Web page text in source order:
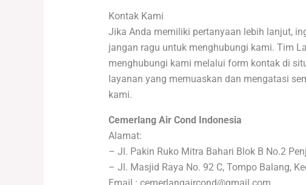
Kontak Kami
Jika Anda memiliki pertanyaan lebih lanjut,
jangan ragu untuk menghubungi kami. Tim
menghubungi kami melalui form kontak di
layanan yang memuaskan dan mengatasi
kami.
Cemerlang Air Cond Indonesia
Alamat:
– Jl. Pakin Ruko Mitra Bahari Blok B No.2
– Jl. Masjid Raya No. 92 C, Tompo Balang,